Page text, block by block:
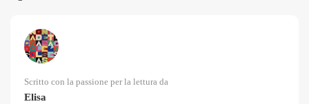
Scritto con la passione per la lettura da
Elisa